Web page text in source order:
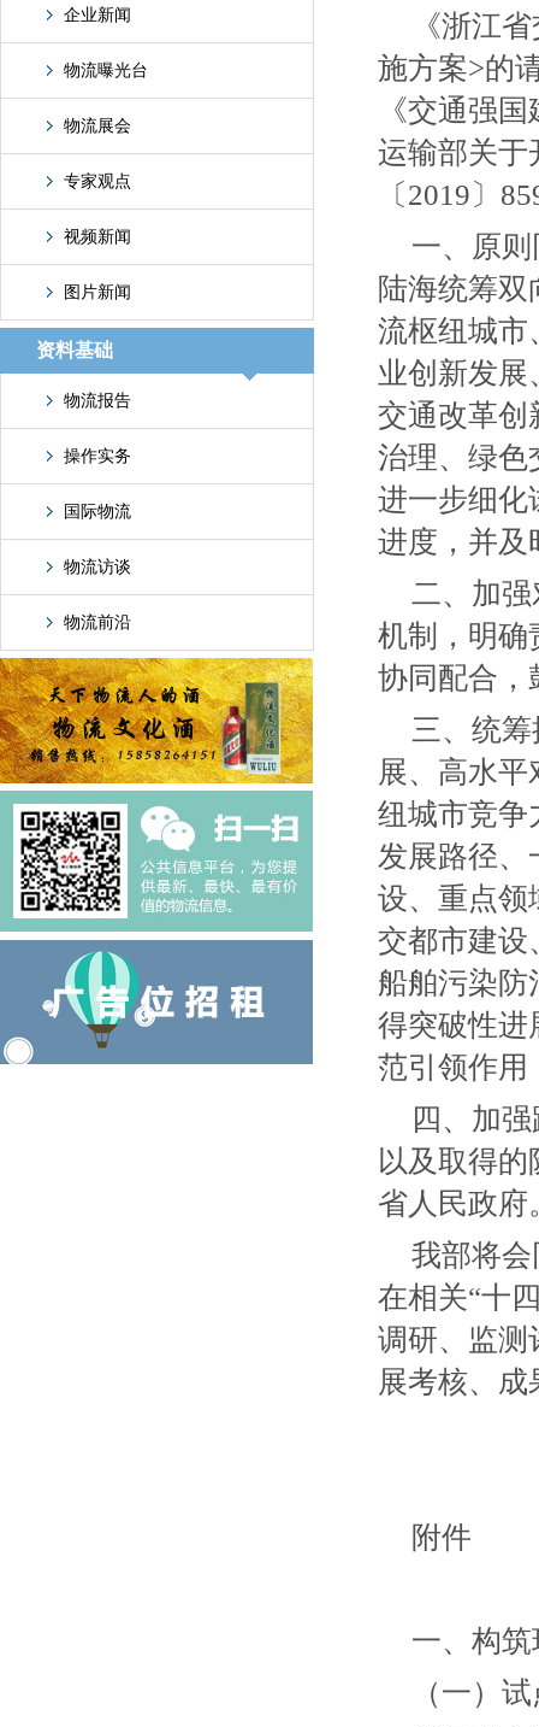
企业新闻
物流曝光台
物流展会
专家观点
视频新闻
图片新闻
资料基础
物流报告
操作实务
国际物流
物流访谈
物流前沿
《浙江
施方案>的
《交通强
运输部关于
〔2019〕
一、原
陆海统筹
流枢纽城市
业创新发展
交通改革创
治理、绿色
进一步细化
进度，并及
二、加
机制，明确
协同配合，
三、统
展、高水
纽城市竞争
发展路径、
设、重点领
交都市建设
船舶污染防
得突破性进
范引领作用
四、加
以及取得
省人民政府
我部将
在相关“十
调研、监测
展考核、
附件
一、构
（一）